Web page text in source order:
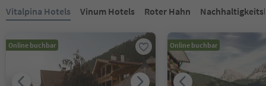
Vitalpina Hotels Vinum Hotels Roter Hahn
Online buchbar Online buchbar